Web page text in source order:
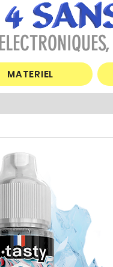
MATERIEL